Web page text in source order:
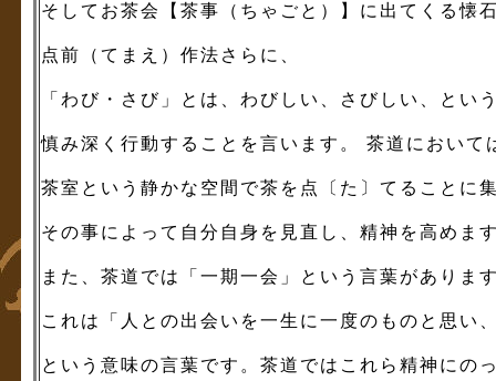
そしてお茶会【茶事（ちゃごと）】に出てくる懐
点前（てまえ）作法さらに、
「わび・さび」とは、わびしい、さびしい、とい
慎み深く行動することを言います。 茶道におい
茶室という静かな空間で茶を点〔た〕てることに
その事によって自分自身を見直し、精神を高めま
また、茶道では「一期一会」という言葉がありま
これは「人との出会いを一生に一度のものと思い
という意味の言葉です。茶道ではこれら精神にの